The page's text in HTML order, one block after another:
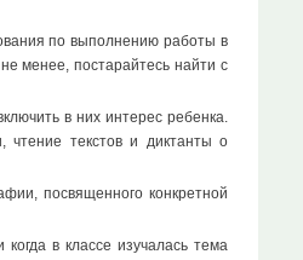
по выполнению работы в
менее, постарайтесь найти с
в них интерес ребенка.
чтение текстов и диктанты о
посвященного конкретной
в классе изучалась тема